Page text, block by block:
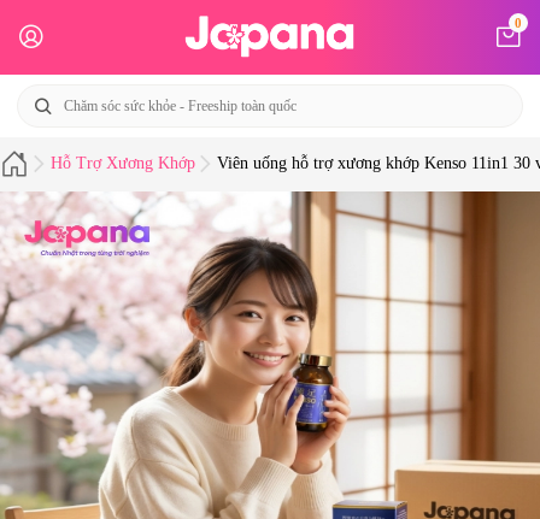
0
Hỗ Trợ Xương Khớp Viên uống hỗ trợ xương khớp Kenso 11in1 30